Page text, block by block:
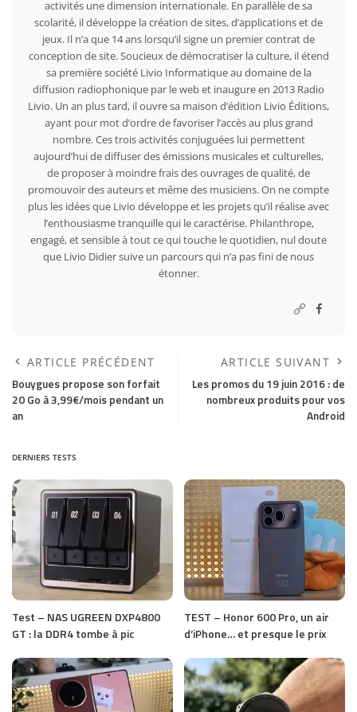
activités une dimension internationale. En parallèle de sa
scolarité, il développe la création de sites, d’applications et de
jeux. Il n’a que 14 ans lorsqu’il signe un premier contrat de
conception de site. Soucieux de démocratiser la culture, il étend
sa première société Livio Informatique au domaine de la
diffusion radiophonique par le web et inaugure en 2013 Radio
Livio. Un an plus tard, il ouvre sa maison d’édition Livio Éditions,
ayant pour mot d’ordre de favoriser l’accès au plus grand
nombre. Ces trois activités conjuguées lui permettent
aujourd’hui de diffuser des émissions musicales et culturelles,
de proposer à moindre frais des ouvrages de qualité, de
promouvoir des auteurs et même des musiciens. On ne compte
plus les idées que Livio développe et les projets qu’il réalise avec
l’enthousiasme tranquille qui le caractérise. Philanthrope,
engagé, et sensible à tout ce qui touche le quotidien, nul doute
que Livio Didier suive un parcours qui n’a pas fini de nous
étonner.
ARTICLE PRÉCÉDENT
Bouygues propose son forfait
20 Go à 3,99€/mois pendant un
an
ARTICLE SUIVANT
Les promos du 19 juin 2016 : de
nombreux produits pour vos
Android
DERNIERS TESTS
Test – NAS UGREEN DXP4800
GT : la DDR4 tombe à pic
TEST – Honor 600 Pro, un air
d’iPhone… et presque le prix